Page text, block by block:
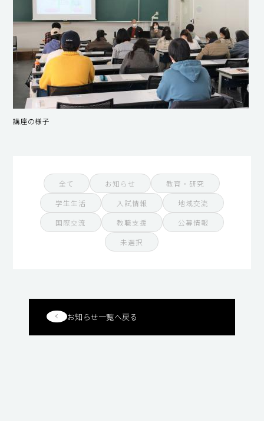
講座の様子
全て お知らせ
教育・研究
学生生活
入試情報
地域交流
国際交流
教職支援
公募情報
未選択
お知らせ一覧へ戻る